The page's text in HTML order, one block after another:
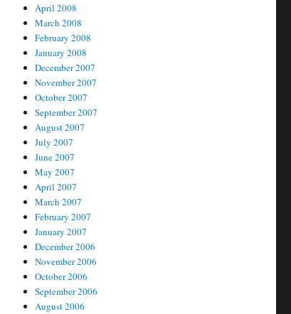
April 2008
March 2008
February 2008
January 2008
December 2007
November 2007
October 2007
September 2007
August 2007
July 2007
June 2007
May 2007
April 2007
March 2007
February 2007
January 2007
December 2006
November 2006
October 2006
September 2006
August 2006